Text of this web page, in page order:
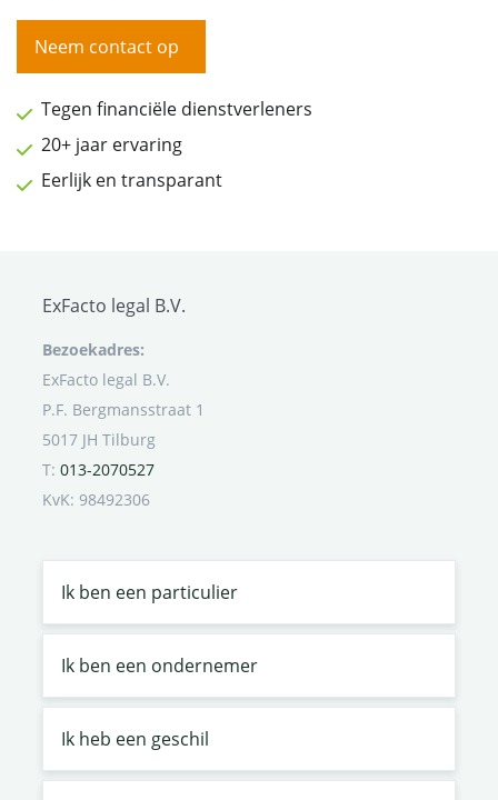
Neem contact op
Tegen financiële dienstverleners
20+ jaar ervaring
Eerlijk en transparant
ExFacto legal B.V.
Bezoekadres:
ExFacto legal B.V.
P.F. Bergmansstraat 1
5017 JH Tilburg
T: 013-2070527
KvK: 98492306
Ik ben een particulier
Ik ben een ondernemer
Ik heb een geschil